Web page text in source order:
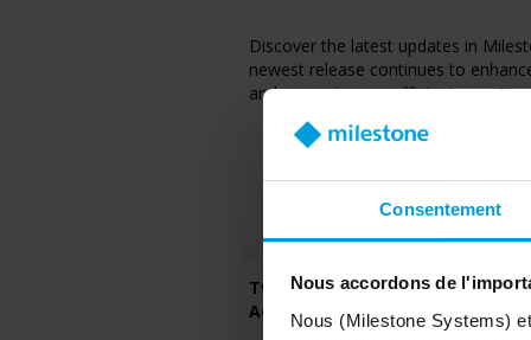
Consentement
Nous accordons de
Nous (Milestone Systems)
Discover the latest updates in
newest release continues to
and support more efficient security
Twenty Minutes for Excellence -
Advanced Video Technology